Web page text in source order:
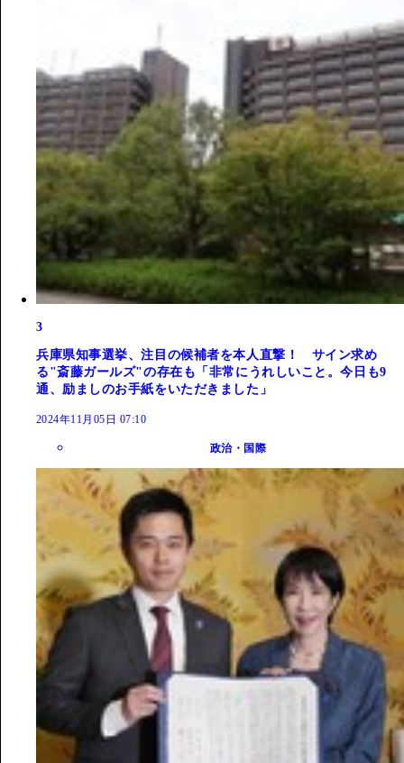
3
兵庫県知事選挙、注目の候補者を本人直撃！ サイン求め
る"斎藤ガールズ"の存在も「非常にうれしいこと。今日も9
通、励ましのお手紙をいただきました」
2024年11月05日 07:10
政治・国際